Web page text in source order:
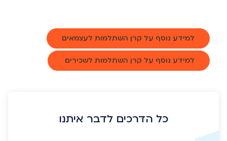
למידע נוסף על קרן השתלמות לעצמאים
למידע נוסף על קרן השתלמות לשכירים
כל הדרכים לדבר איתנו